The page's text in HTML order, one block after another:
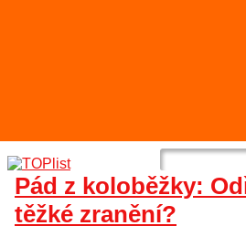
Pád z koloběžky:
těžké zranění?